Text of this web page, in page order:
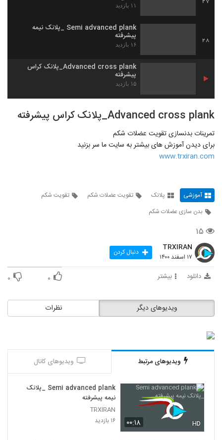
۱۱ بازدید
28
Semi advanced plank _پلانک نیمه
پیشرفته
۱۶ بازدید
Advanced cross plank_پلانک کراس
پیشرفته
۱۵ بازدید
Advanced cross plank_پلانک کراس پیشرفته
تمرینات بدنسازی تقویت عضلات شکم
برای دیدن آموزش های بیشتر به سایت ما سر بزنید
www.trxiran.com
آموزشی پلانک تقویت عضلات شکم
تقویت شکم
بدن سازی عضلات شکم
۱۵
TRXIRAN
۱۷ اسفند ۱۴۰۰ دنبال کردن
دانلود بیشتر ۰ ۰
نظرات ویدیوهای دیگر
ویدیوهای مرتبط ویدیوهای کانال
۰۰:۱۸ HD
Semi advanced plank _پلانک
نیمه پیشرفته
TRXIRAN
۱۶ بازدید